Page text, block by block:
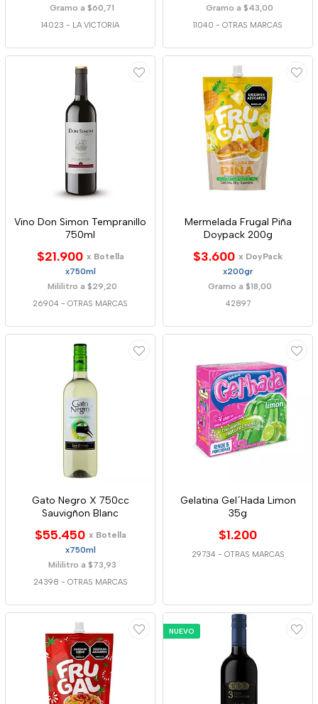
Gramo a $60,71
14023 - LA VICTORIA
Gramo a $43,00
11040 - OTRAS MARCAS
Vino Don Simon Tempranillo
750ml
$21.900 x Botella
x750ml
Mililitro a $29,20
26904 - OTRAS MARCAS
Mermelada Frugal Piña
Doypack 200g
$3.600 x DoyPack
x200gr
Gramo a $18,00
42897
Gato Negro X 750cc
Sauvigñon Blanc
$55.450 x Botella
x750ml
Mililitro a $73,93
24398 - OTRAS MARCAS
Gelatina Gel´Hada Limon
35g
$1.200
29734 - OTRAS MARCAS
NUEVO